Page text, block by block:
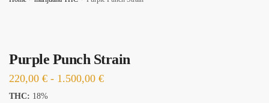
Purple Punch Strain
220,00 € - 1.500,00 €Fascia
THC: 18%